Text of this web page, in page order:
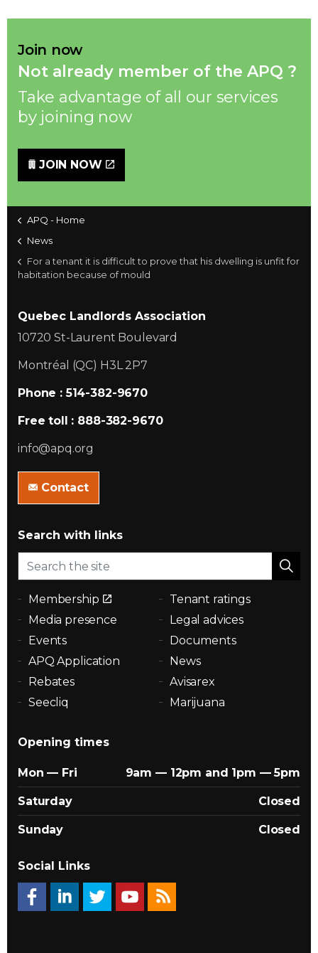
Join now
Not already member of the APQ ?
Take advantage of all our services
by joining now
JOIN NOW
APQ - Home
News
For a tenant it is difficult to prove that his dwelling is unfit for
habitation because of mould
Quebec Landlords Association
10720 St-Laurent Boulevard
Montréal (QC) H3L 2P7
Phone : 514-382-9670
Free toll : 888-382-9670
info@apq.org
Contact
Search with links
Membership
Tenant ratings
Media presence
Legal advices
Events
Documents
APQ Application
News
Rebates
Avisarex
Seecliq
Marijuana
Opening times
Mon — Fri 9am — 12pm and 1pm — 5pm
Saturday Closed
Sunday Closed
Social Links